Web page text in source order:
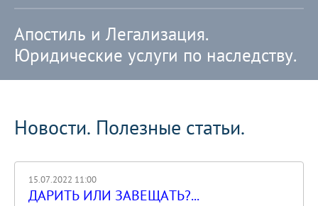
Апостиль и Легализация.
Юридические услуги по наследству.
Новости. Полезные статьи.
15.07.2022 11:00
ДАРИТЬ ИЛИ ЗАВЕЩАТЬ?...